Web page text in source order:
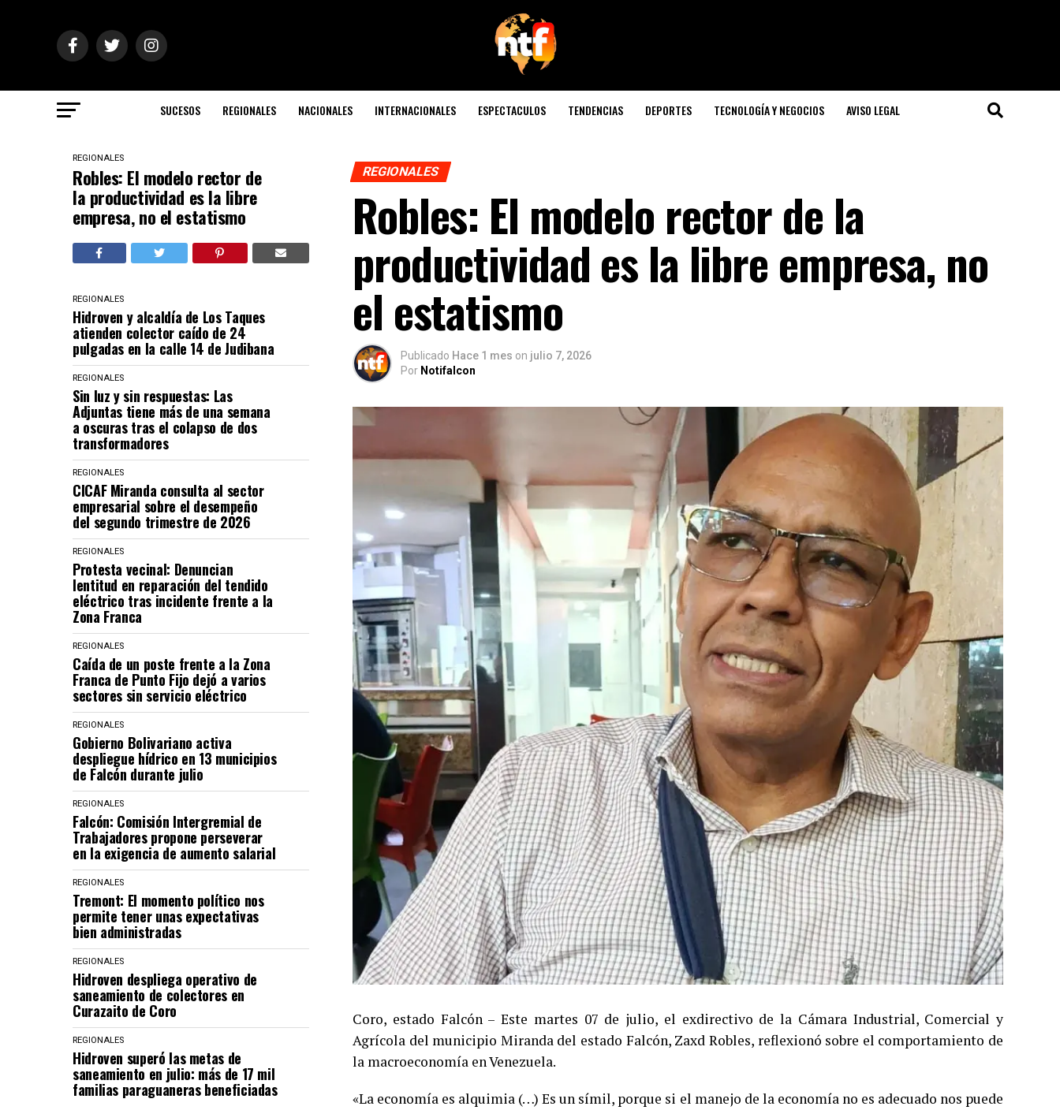
SUCESOS REGIONALES NACIONALES INTERNACIONALES ESPECTACULOS TENDENCIAS DEPORTES TECNOLOGÍA Y NEGOCIOS AVISO LEGAL
REGIONALES
Robles: El modelo rector de
la productividad es la libre
empresa, no el estatismo
REGIONALES
Hidroven y alcaldía de Los Taques
atienden colector caído de 24
pulgadas en la calle 14 de Judibana
REGIONALES
Sin luz y sin respuestas: Las
Adjuntas tiene más de una semana
a oscuras tras el colapso de dos
transformadores
REGIONALES
CICAF Miranda consulta al sector
empresarial sobre el desempeño
del segundo trimestre de 2026
REGIONALES
Protesta vecinal: Denuncian
lentitud en reparación del tendido
eléctrico tras incidente frente a la
Zona Franca
REGIONALES
Caída de un poste frente a la Zona
Franca de Punto Fijo dejó a varios
sectores sin servicio eléctrico
REGIONALES
Gobierno Bolivariano activa
despliegue hídrico en 13 municipios
de Falcón durante julio
REGIONALES
Falcón: Comisión Intergremial de
Trabajadores propone perseverar
en la exigencia de aumento salarial
REGIONALES
Tremont: El momento político nos
permite tener unas expectativas
bien administradas
REGIONALES
Hidroven despliega operativo de
saneamiento de colectores en
Curazaito de Coro
REGIONALES
Hidroven superó las metas de
saneamiento en julio: más de 17 mil
familias paraguaneras beneficiadas
REGIONALES
Robles: El modelo rector de la
productividad es la libre empresa, no
el estatismo
Publicado Hace 1 mes on julio 7, 2026
Por Notifalcon
Coro, estado Falcón – Este martes 07 de julio, el exdirectivo de la Cámara Industrial, Comercial y
Agrícola del municipio Miranda del estado Falcón, Zaxd Robles, reflexionó sobre el comportamiento de
la macroeconomía en Venezuela.
«La economía es alquimia (…) Es un símil, porque si el manejo de la economía no es adecuado nos puede